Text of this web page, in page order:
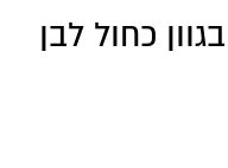
כחול לבן